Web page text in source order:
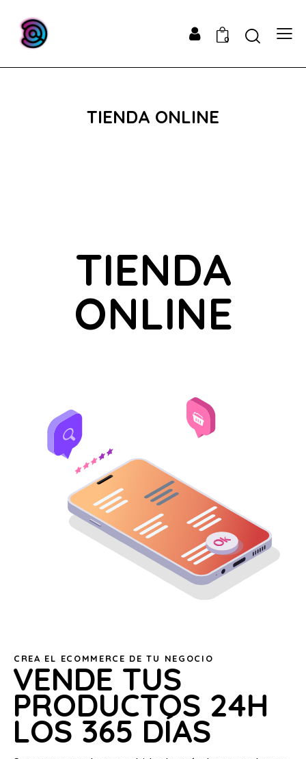
0
TIENDA ONLINE
TIENDA
ONLINE
CREA EL ECOMMERCE DE TU NEGOCIO
VENDE TUS
PRODUCTOS 24H
LOS 365 DÍAS